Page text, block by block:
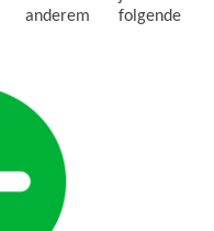
folgende